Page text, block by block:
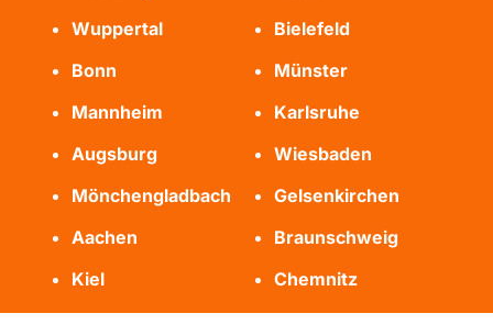
Wuppertal
Bielefeld
Bonn
Münster
Mannheim
Karlsruhe
Augsburg
Wiesbaden
Mönchengladbach
Gelsenkirchen
Aachen
Braunschweig
Kiel
Chemnitz